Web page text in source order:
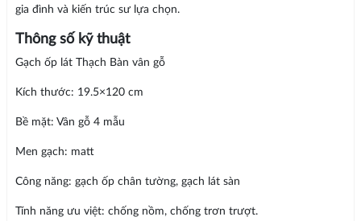
gia đình và kiến trúc sư lựa chọn.
Thông số kỹ thuật
Gạch ốp lát Thạch Bàn vân gỗ
Kích thước: 19.5×120 cm
Bề mặt: Vân gỗ 4 mẫu
Men gạch: matt
Công năng: gạch ốp chân tường, gạch lát sàn
Tính năng ưu việt: chống nồm, chống trơn trượt.